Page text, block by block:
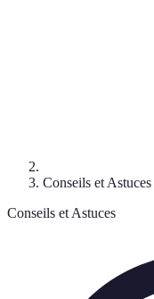
Conseils et Astuces
Conseils et Astuces